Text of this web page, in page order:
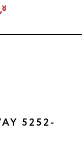
в России. Опт
5252-